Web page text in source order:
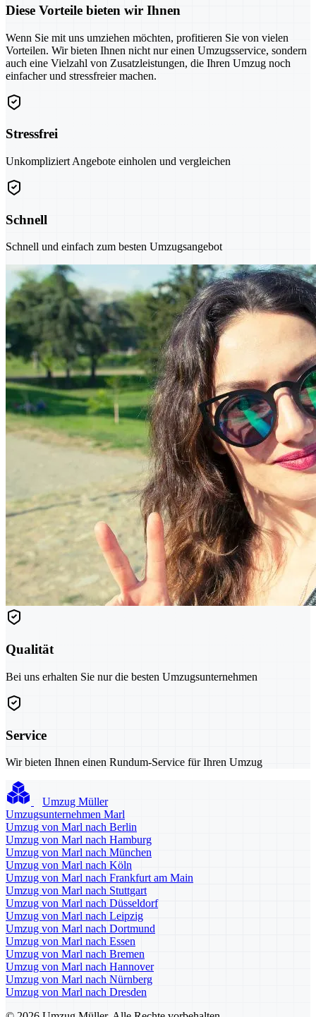
Diese Vorteile bieten wir Ihnen
Wenn Sie mit uns umziehen möchten, profitieren Sie von vielen
Vorteilen. Wir bieten Ihnen nicht nur einen Umzugsservice, sondern
auch eine Vielzahl von Zusatzleistungen, die Ihren Umzug noch
einfacher und stressfreier machen.
Stressfrei
Unkompliziert Angebote einholen und vergleichen
Schnell
Schnell und einfach zum besten Umzugsangebot
Qualität
Bei uns erhalten Sie nur die besten Umzugsunternehmen
Service
Wir bieten Ihnen einen Rundum-Service für Ihren Umzug
Umzug Müller
Umzugsunternehmen Marl
Umzug von Marl nach Berlin
Umzug von Marl nach Hamburg
Umzug von Marl nach München
Umzug von Marl nach Köln
Umzug von Marl nach Frankfurt am Main
Umzug von Marl nach Stuttgart
Umzug von Marl nach Düsseldorf
Umzug von Marl nach Leipzig
Umzug von Marl nach Dortmund
Umzug von Marl nach Essen
Umzug von Marl nach Bremen
Umzug von Marl nach Hannover
Umzug von Marl nach Nürnberg
Umzug von Marl nach Dresden